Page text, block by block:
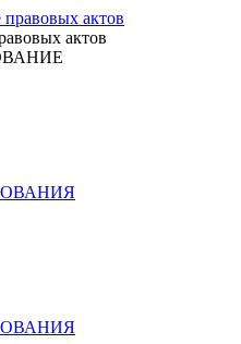
актов